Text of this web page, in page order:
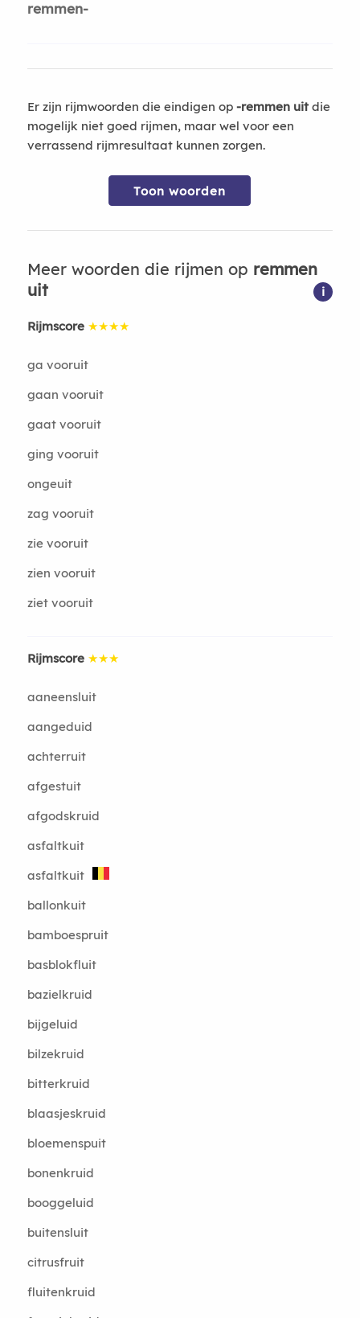
remmen-
Er zijn rijmwoorden die eindigen op -remmen uitdie
mogelijk niet goed rijmen, maar wel voor een
verrassend rijmresultaat kunnen zorgen.
Toon woorden
Meer woorden die rijmen op remmen
uit
i
Rijmscore ★★★★
ga vooruit
gaan vooruit
gaat vooruit
ging vooruit
ongeuit
zag vooruit
zie vooruit
zien vooruit
ziet vooruit
Rijmscore ★★★
aaneensluit
aangeduid
achterruit
afgestuit
afgodskruid
asfaltkuit
asfaltkuit
ballonkuit
bamboespruit
basblokfluit
bazielkruid
bijgeluid
bilzekruid
bitterkruid
blaasjeskruid
bloemenspuit
bonenkruid
booggeluid
buitensluit
citrusfruit
fluitenkruid